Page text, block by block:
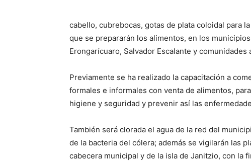
cabello, cubrebocas, gotas de plata coloidal para
que se prepararán los alimentos, en los
Erongarícuaro, Salvador Escalante y comunidades
Previamente se ha realizado la capacitación a
formales e informales con venta de alimentos,
higiene y seguridad y prevenir así las
También será clorada el agua de la red del
de la bacteria del cólera; además se vigilarán las
cabecera municipal y de la isla de Janitzio, con la